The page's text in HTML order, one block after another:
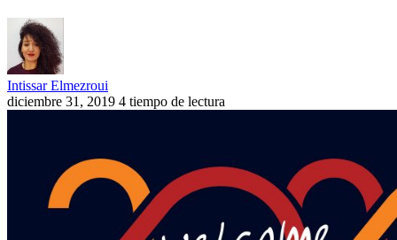
Intissar Elmezroui
diciembre 31, 2019 4 tiempo de lectura